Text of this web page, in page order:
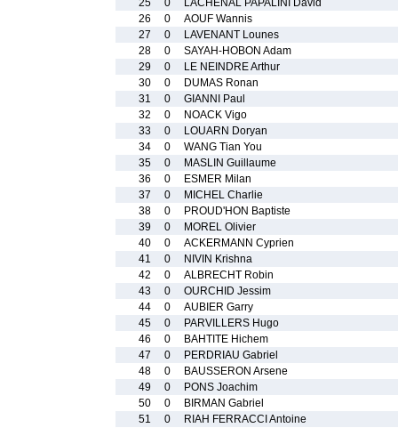
25
0
LACHENAL PAPALINI David
26
0
AOUF Wannis
27
0
LAVENANT Lounes
28
0
SAYAH-HOBON Adam
29
0
LE NEINDRE Arthur
30
0
DUMAS Ronan
31
0
GIANNI Paul
32
0
NOACK Vigo
33
0
LOUARN Doryan
34
0
WANG Tian You
35
0
MASLIN Guillaume
36
0
ESMER Milan
37
0
MICHEL Charlie
38
0
PROUD'HON Baptiste
39
0
MOREL Olivier
40
0
ACKERMANN Cyprien
41
0
NIVIN Krishna
42
0
ALBRECHT Robin
43
0
OURCHID Jessim
44
0
AUBIER Garry
45
0
PARVILLERS Hugo
46
0
BAHTITE Hichem
47
0
PERDRIAU Gabriel
48
0
BAUSSERON Arsene
49
0
PONS Joachim
50
0
BIRMAN Gabriel
51
0
RIAH FERRACCI Antoine